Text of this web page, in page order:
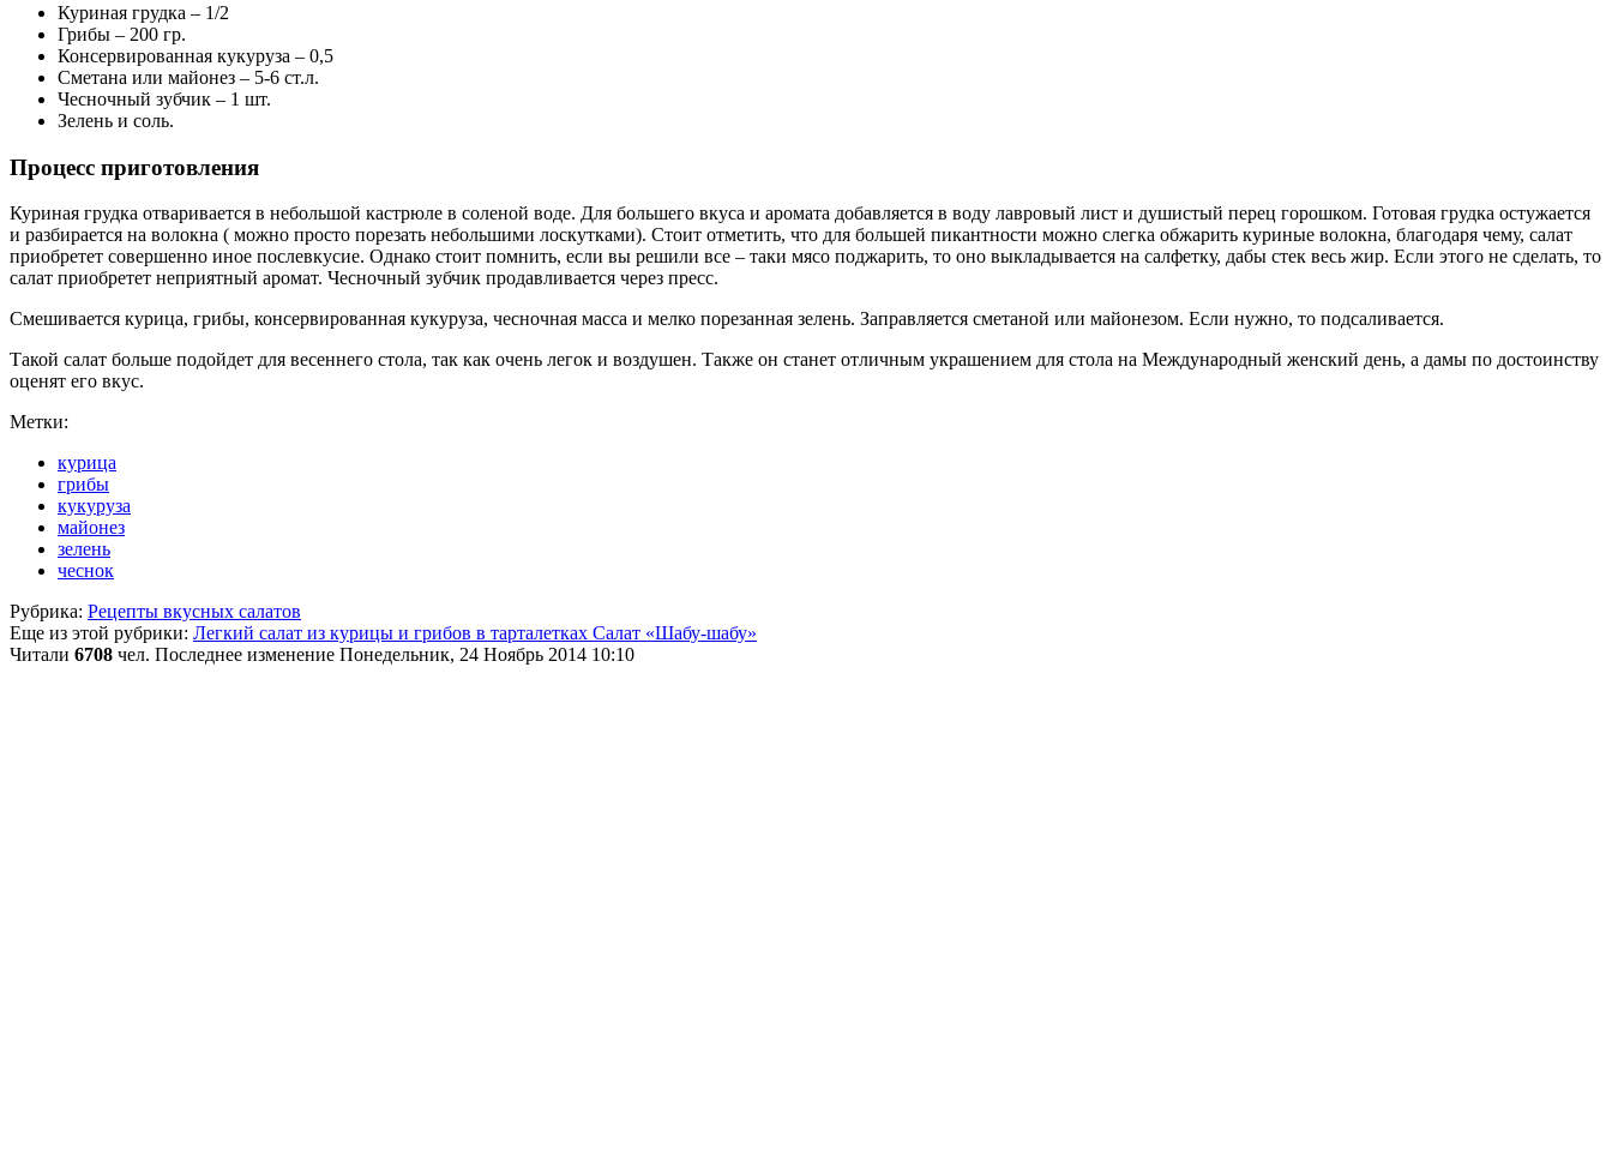
Куриная грудка – 1/2
Грибы – 200 гр.
Консервированная кукуруза – 0,5
Сметана или майонез – 5-6 ст.л.
Чесночный зубчик – 1 шт.
Зелень и соль.
Процесс приготовления
Куриная грудка отваривается в небольшой кастрюле в соленой воде. Для большего вкуса и аромата добавляется в воду лавровый лист и душистый перец горошком. Готовая грудка остужается
и разбирается на волокна ( можно просто порезать небольшими лоскутками). Стоит отметить, что для большей пикантности можно слегка обжарить куриные волокна, благодаря чему, салат
приобретет совершенно иное послевкусие. Однако стоит помнить, если вы решили все – таки мясо поджарить, то оно выкладывается на салфетку, дабы стек весь жир. Если этого не сделать, то
салат приобретет неприятный аромат. Чесночный зубчик продавливается через пресс.
Смешивается курица, грибы, консервированная кукуруза, чесночная масса и мелко порезанная зелень. Заправляется сметаной или майонезом. Если нужно, то подсаливается.
Такой салат больше подойдет для весеннего стола, так как очень легок и воздушен. Также он станет отличным украшением для стола на Международный женский день, а дамы по достоинству
оценят его вкус.
Метки:
курица
грибы
кукуруза
майонез
зелень
чеснок
Рубрика: Рецепты вкусных салатов
Еще из этой рубрики: Легкий салат из курицы и грибов в тарталетках Салат «Шабу-шабу»
Читали 6708 чел. Последнее изменение Понедельник, 24 Ноябрь 2014 10:10